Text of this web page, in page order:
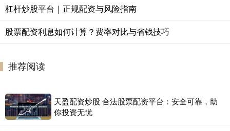
杠杆炒股平台｜正规配资与风险指南
股票配资利息如何计算？费率对比与省钱技巧
推荐阅读
天盈配资炒股 合法股票配资平台：安全可靠，助
你投资无忧